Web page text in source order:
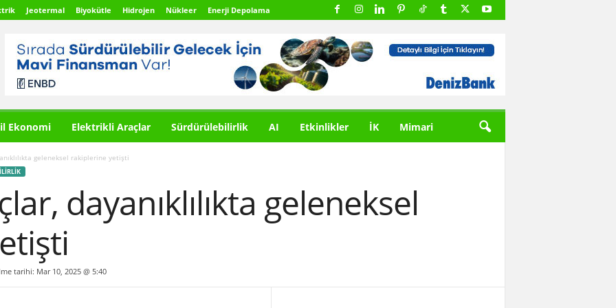
Jeotermal Biyokütle Hidrojen Nükleer Enerji Depolama
Ekonomi Elektrikli Araçlar Sürdürülebilirlik AI Etkinlikler İK Mimari
geleneksel rakiplerine yetişti
dayanıklılıkta geleneksel
tarihi: Mar 10, 2025 @ 5:40